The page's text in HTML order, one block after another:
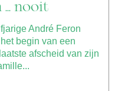
... nooit
André Feron
begin van een
afscheid van zijn